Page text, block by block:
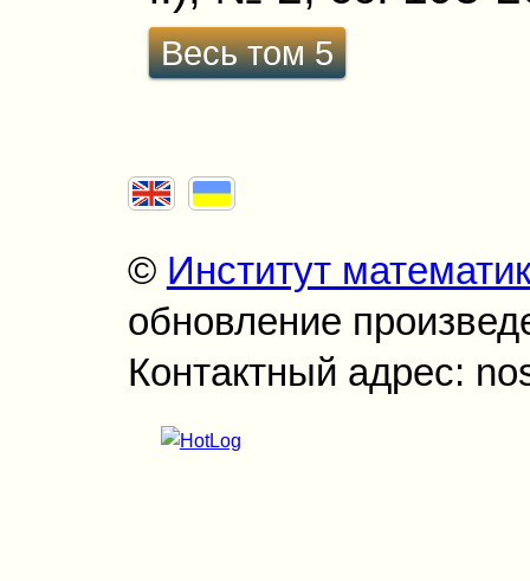
Весь том 5
© Институт
обновление
Контактный адрес: